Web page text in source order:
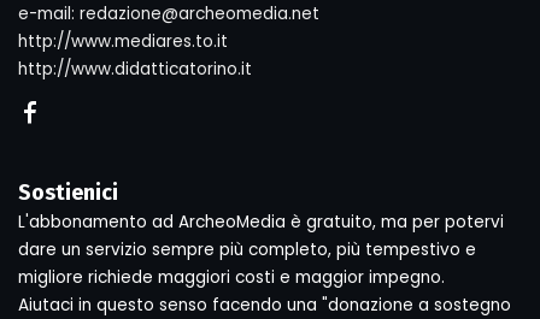
e-mail: redazione@archeomedia.net
http://www.mediares.to.it
http://www.didatticatorino.it
Sostienici
L'abbonamento ad ArcheoMedia è gratuito, ma per potervi
dare un servizio sempre più completo, più tempestivo e
migliore richiede maggiori costi e maggior impegno.
Aiutaci in questo senso facendo una "donazione a sostegno